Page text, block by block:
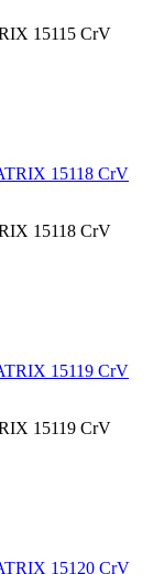
15115 CrV
15118 CrV
15119 CrV